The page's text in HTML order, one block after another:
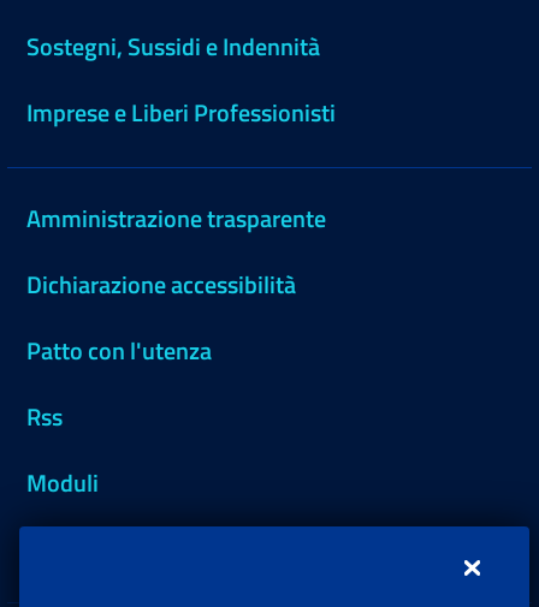
Sostegni, Sussidi e Indennità
Imprese e Liberi Professionisti
Amministrazione trasparente
Dichiarazione accessibilità
Patto con l'utenza
Rss
Moduli